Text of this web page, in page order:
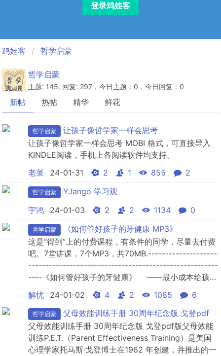
登录鸡娃客
鸡娃客 哲学启蒙
哲学启蒙
主题: 145, 回复: 297，今日主题：0，今日回复：0
新帖 热帖 精华 鲜花
哲学启蒙
让孩子像哲学家一样会思考
让孩子像哲学家一样会思考 MOBI 格式，可直接导入
KINDLE阅读，手机上各阅读软件均支持。
老菜
24-01-31 2 1 855 2
哲学启蒙
YJango 学习观
宇鸿
24-01-03 2 2 1134 0
哲学启蒙
《如何管好孩子的牙健康 MP3》
这是“得到”上的付费课程，有条件的同学，尽量去付费
吧。7堂讲课，7个MP3，共70MB.--------------------
-------------------------------------------------------
----《如何管好孩子的牙健康》 ——最小成本给孩子
一口好牙王颖·儿童正畸医生---------------------------
------------...
解忧 24-01-02 4 2 1085 6
哲学启蒙
父母效能训练手册 30周年纪念版 戈登pdf
父母效能训练手册 30周年纪念版 戈登pdf版父母效能
训练P.E.T.（Parent Effectiveness Training）是美国
心理学家托马斯·戈登博士在1962 年创建，并推出的一